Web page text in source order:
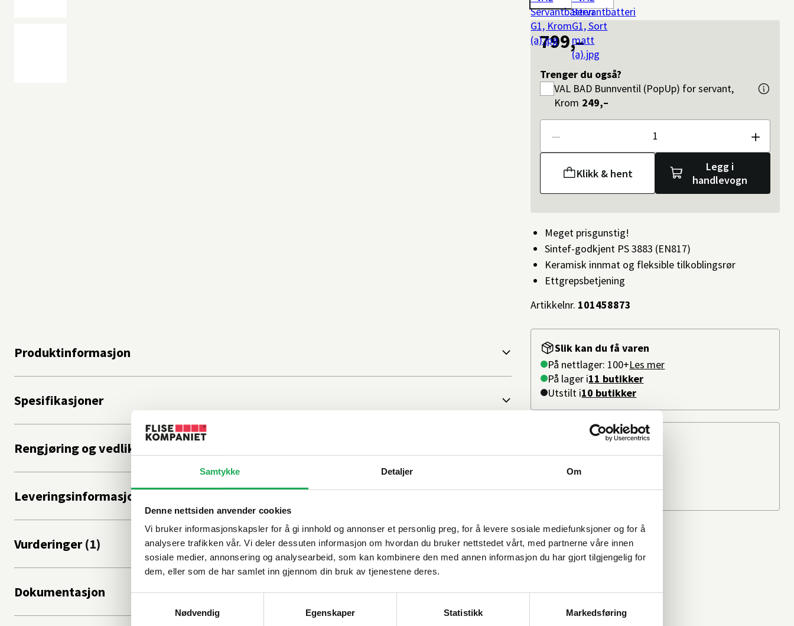
Samtykke Detaljer Om
Denne nettsiden anvender cookies
Vi bruker informasjonskapsler for å gi innhold og annonser et personlig preg, for å levere sosiale mediefunksjoner og for å
analysere trafikken vår. Vi deler dessuten informasjon om hvordan du bruker nettstedet vårt, med partnerne våre innen
sosiale medier, annonsering og analysearbeid, som kan kombinere den med annen informasjon du har gjort tilgjengelig for
dem, eller som de har samlet inn gjennom din bruk av tjenestene deres.
Nødvendig
Egenskaper Statistikk Markedsføring
799,–
Trenger du også?
VAL BAD Bunnventil (PopUp) for servant,
Krom 249,–
Antall
Klikk & hent
Legg i
handlevogn
Slik kan du få varen
På nettlager: 100+Les mer
På lager i11 butikker
Utstilt i10 butikker
Meget prisgunstig!
Sintef-godkjent PS 3883 (EN817)
Keramisk innmat og fleksible tilkoblingsrør
Ettgrepsbetjening
Artikkelnr. 101458873
Beregn frakten
Ditt postnummer
Produktinformasjon
Spesifikasjoner
Rengjøring og vedlikehold
Leveringsinformasjon
Vurderinger
Dokumentasjon